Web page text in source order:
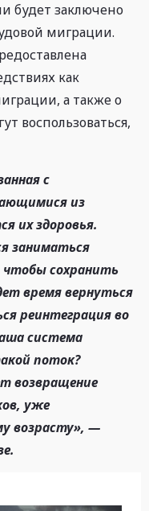
будет заключено
миграции.
как
а также о
воспользоваться,
с
из
их здоровья.
заниматься
сохранить
время вернуться
реинтеграция во
система
поток?
возвращение
уже
возрасту», —